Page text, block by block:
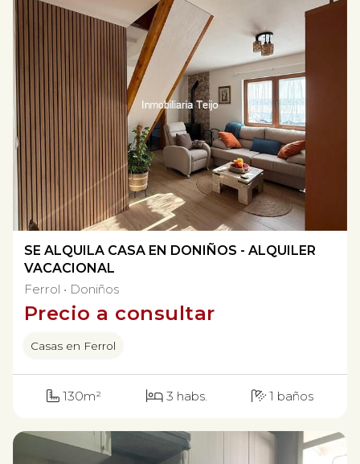
SE ALQUILA CASA EN DONIÑOS - ALQUILER
VACACIONAL
Precio a consultar
130m² 3 habs. 1 baños
Ferrol Doniños
Casas en Ferrol